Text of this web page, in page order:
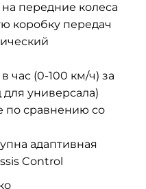
передние колеса
коробку передач
час (0-100 км/ч) за
для универсала)
по сравнению со
адаптивная
Control